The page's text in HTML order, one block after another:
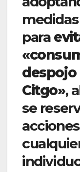
para
Citgo»,
se